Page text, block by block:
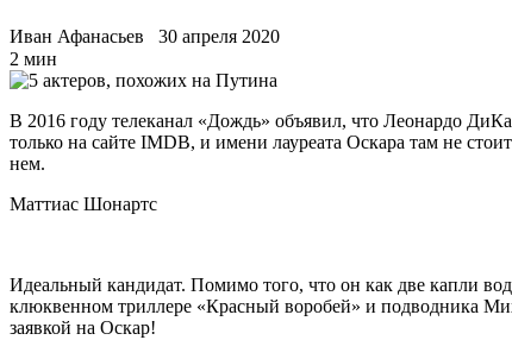
Иван Афанасьев
30 апреля 2020
2 мин
В 2016 году телеканал «Дождь» объявил, что Леонардо
только на сайте IMDB, и имени лауреата Оскара там не
нем.
Маттиас Шонартс
Идеальный кандидат. Помимо того, что он как две капли
клюквенном триллере «Красный воробей» и подводника
заявкой на Оскар!